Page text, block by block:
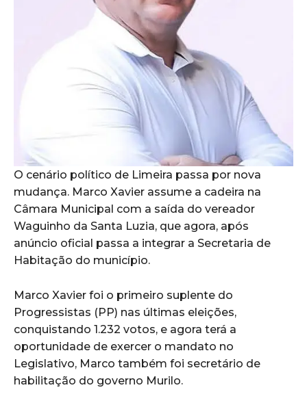
O cenário político de Limeira passa por nova
mudança. Marco Xavier assume a cadeira na
Câmara Municipal com a saída do vereador
Waguinho da Santa Luzia, que agora, após
anúncio oficial passa a integrar a Secretaria de
Habitação do município.
Marco Xavier foi o primeiro suplente do
Progressistas (PP) nas últimas eleições,
conquistando 1.232 votos, e agora terá a
oportunidade de exercer o mandato no
Legislativo, Marco também foi secretário de
habilitação do governo Murilo.